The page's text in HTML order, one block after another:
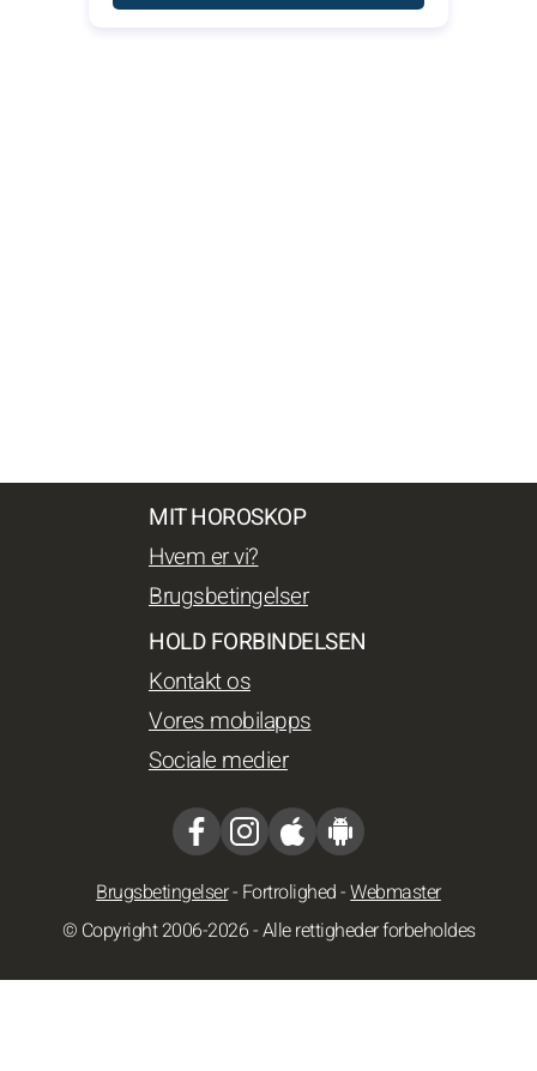
MIT HOROSKOP
Hvem er vi?
Brugsbetingelser
HOLD FORBINDELSEN
Kontakt os
Vores mobilapps
Sociale medier
Brugsbetingelser- Fortrolighed-Webmaster
© Copyright 2006-2026 - Alle rettigheder forbeholdes